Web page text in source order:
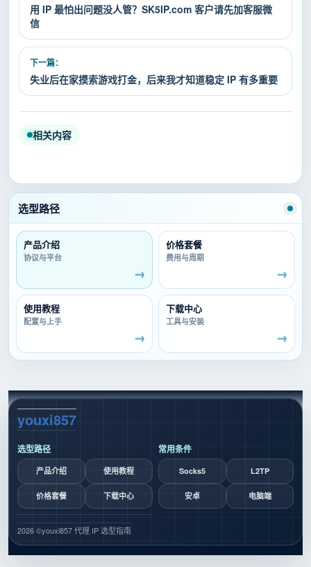
用 IP 最怕出问题没人管？SK5IP.com 客户请先加客服微
信
下一篇：
失业后在家摸索游戏打金，后来我才知道稳定 IP 有多重要
相关内容
选型路径
产品介绍
协议与平台
价格套餐
费用与周期
使用教程
配置与上手
下载中心
工具与安装
youxi857
选型路径
产品介绍 使用教程
价格套餐 下载中心
常用条件
Socks5 L2TP
安卓 电脑端
2026 ©youxi857 代理 IP 选型指南